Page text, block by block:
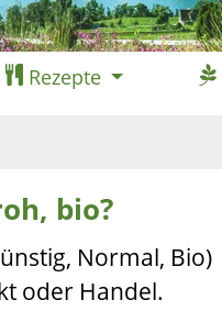
Rezepte
bio?
Normal, Bio)
oder Handel.